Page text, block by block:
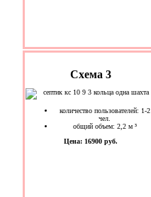
Схема 3
количество пользователей: 1-2
чел.
общий объем: 2,2 м ³
Цена: 16900 руб.